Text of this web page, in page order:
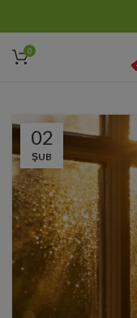
0
02
ŞUB